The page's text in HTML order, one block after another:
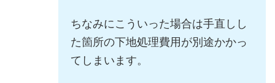
ちなみにこういった場合は手直しし
た箇所の下地処理費用が別途かかっ
てしまいます。